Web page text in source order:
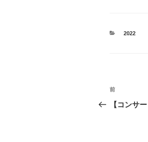
カ
2022
投
稿
前
の
前
【コンサ